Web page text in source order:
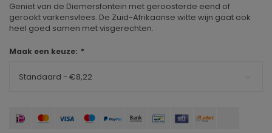
Geniet van de Diemersfontein met geroosterde eend of
gerookt varkensvlees. De Zuid-Afrikaanse witte wijn gaat ook
heel goed samen met visgerechten.
Maak een keuze: *
Standaard - €8,22